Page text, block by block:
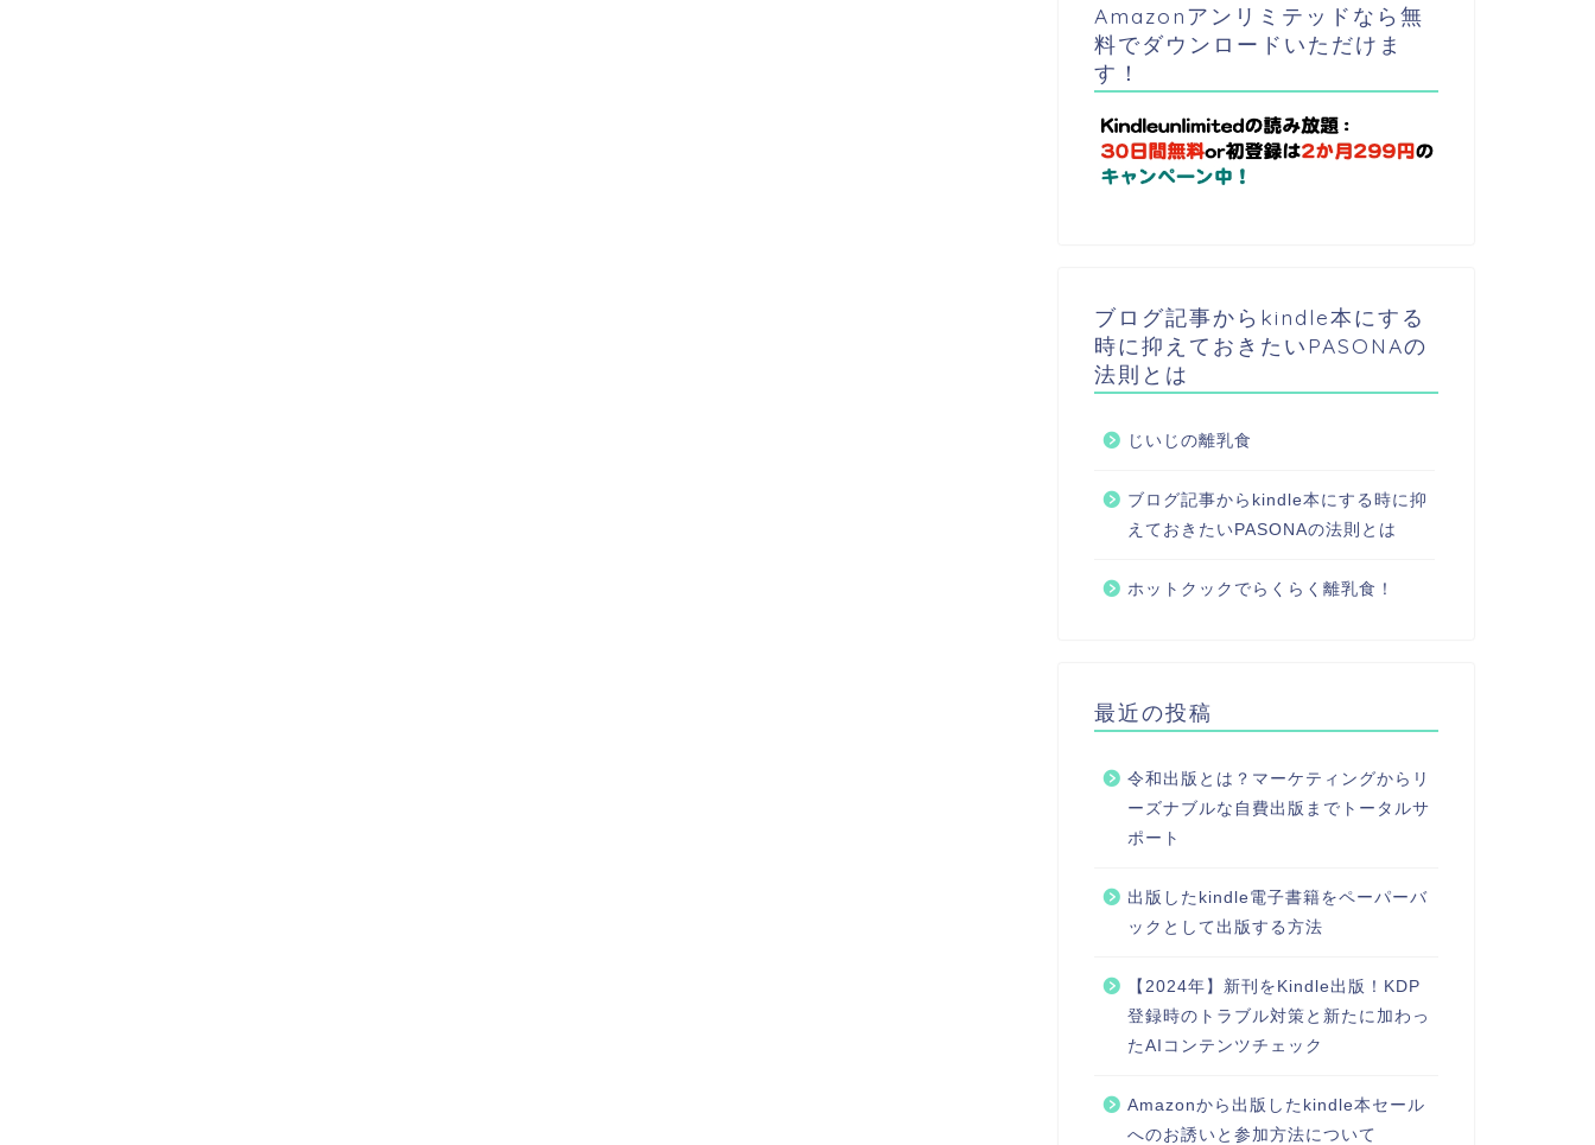
Amazonアンリミテッドなら無
料でダウンロードいただけま
す！
ブログ記事からkindle本にする
時に抑えておきたいPASONAの
法則とは
じいじの離乳食
ブログ記事からkindle本にする時に抑
えておきたいPASONAの法則とは
ホットクックでらくらく離乳食！
最近の投稿
令和出版とは？マーケティングからリ
ーズナブルな自費出版までトータルサ
ポート
出版したkindle電子書籍をペーパーバ
ックとして出版する方法
【2024年】新刊をKindle出版！KDP
登録時のトラブル対策と新たに加わっ
たAIコンテンツチェック
Amazonから出版したkindle本セール
へのお誘いと参加方法について